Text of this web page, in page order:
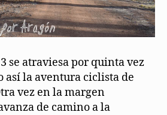
se atraviesa por quinta vez
la aventura ciclista de
vez en la margen
de camino a la